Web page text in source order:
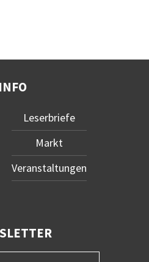
INFO
Leserbriefe
Markt
Veranstaltungen